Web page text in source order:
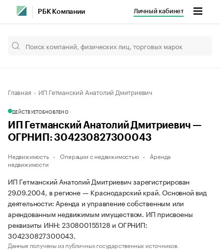
РБК Компании Личный кабинет
Главная ИП Гетманский Анатолий Дмитриевич
ДЕЙСТВУЕТОБНОВЛЕНО
ИП Гетманский Анатолий Дмитриевич —
ОГРНИП: 304230827300043
Недвижимость Операции с недвижимостью
Аренда
недвижимости
ИП Гетманский Анатолий Дмитриевич зарегистрирован
29.09.2004, в регионе — Краснодарский край. Основной вид
деятельности: Аренда и управление собственным или
арендованным недвижимым имуществом. ИП присвоены
реквизиты ИНН: 230800155128 и ОГРНИП:
304230827300043.
Данные получены из публичных государственных источников.